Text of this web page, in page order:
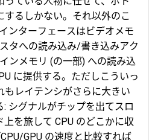
るしかない。それ以外のこ
ンターフェースはビデオメモ
タへの読み込み/書き込みアク
ンメモリ (の一部) への読み込
に提供する。ただしこういっ
もレイテンシがさらに大きい
シグナルがチップを出てスロ
を旅して CPU のどこかに収
GPU の速度と比較すれば